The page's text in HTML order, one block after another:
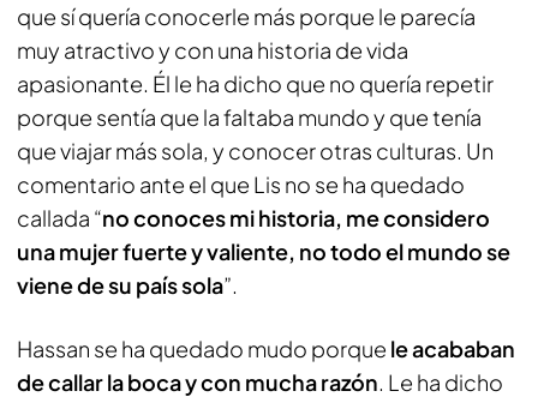
que sí quería conocerle más porque le parecía
muy atractivo y con una historia de vida
apasionante. Él le ha dicho que no quería repetir
porque sentía que la faltaba mundo y que tenía
que viajar más sola, y conocer otras culturas. Un
comentario ante el que Lis no se ha quedado
callada “no conoces mi historia, me considero
una mujer fuerte y valiente, no todo el mundo se
viene de su país sola”.
Hassan se ha quedado mudo porque le acababan
de callar la boca y con mucha razón. Le ha dicho